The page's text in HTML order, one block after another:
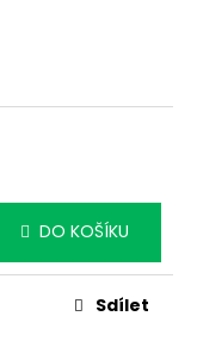
DO KOŠÍKU
Sdílet